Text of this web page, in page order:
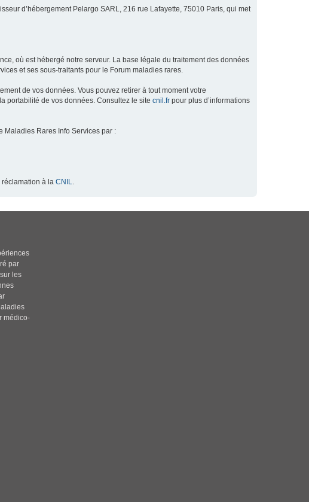
d’hébergement Pelargo SARL, 216 rue Lafayette, 75010 Paris, qui met
où est hébergé notre serveur. La base légale du traitement des données
et ses sous-traitants pour le Forum maladies rares.
de vos données. Vous pouvez retirer à tout moment votre
portabilité de vos données. Consultez le site cnil.fr pour plus d’informations
Maladies Rares Info Services par :
réclamation à la CNIL.
par
les
médico-